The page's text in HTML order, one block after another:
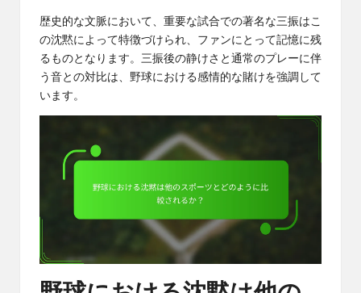
歴史的な文脈において、重要な試合での著名な三振はこ
の沈黙によって特徴づけられ、ファンにとって記憶に残
るものとなります。三振後の静けさと通常のプレーに伴
う音との対比は、野球における感情的な賭けを強調して
います。